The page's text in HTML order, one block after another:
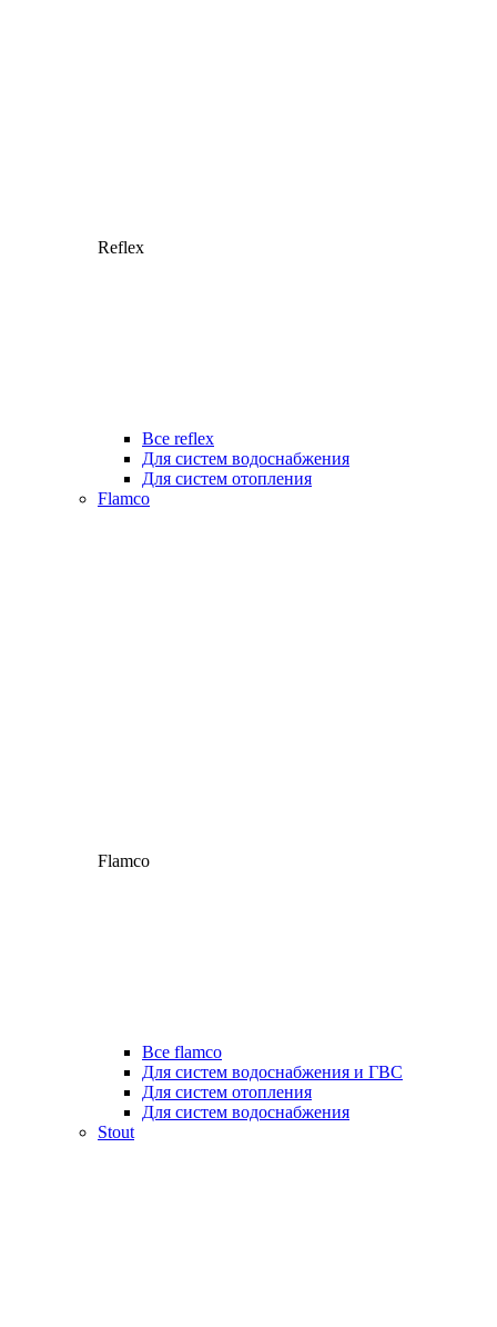
Reflex
Все reflex
Для систем водоснабжения
Для систем отопления
Flamco
Flamco
Все flamco
Для систем водоснабжения и ГВС
Для систем отопления
Для систем водоснабжения
Stout